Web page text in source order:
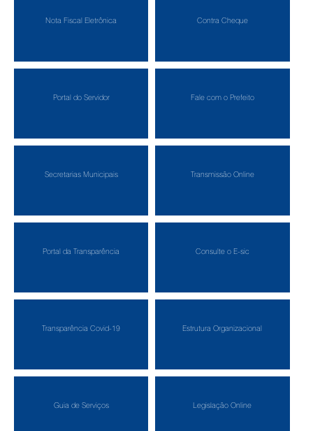
Nota Fiscal Eletrônica Contra Cheque
Portal do Servidor Fale com o Prefeito
Secretarias Municipais Transmissão Online
Portal da Transparência Consulte o E-sic
Transparência Covid-19 Estrutura Organizacional
Guia de Serviços Legislação Online